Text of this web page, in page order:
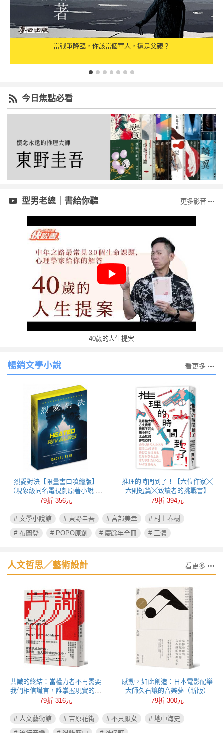
當戰爭降臨，你該當個軍人，還是父親？
今日焦點必看
型男老總｜書給你聽 更多影音
40歲的人生提案
暢銷文學小說 看更多
烈愛對決【限量書口噴繪版】
（現象級同名電視劇原著小說 全
球冰球羅曼史狂潮代表作）
79折 356元
推理的時間到了！【六位作家╳
六則短篇╳致讀者的挑戰書】
79折 394元
# 文學小說館 # 東野圭吾 # 宮部美幸
# 村上春樹
# 布蘭登
# POPO原創 # 慶餘年全冊 # 三體
人文哲思╱藝術設計 看更多
共識的終結：當權力者不再需要
我們相信謊言，誰掌握現實的定
義權，誰就能操控政治
79折 316元
感動，如此創造：日本電影配樂
大師久石讓的音樂夢（新版）
79折 300元
# 人文藝術館 # 吉原花街 # 不只厭女
# 地中海史